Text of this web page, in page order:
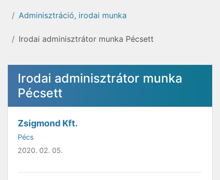
Adminisztráció, irodai munka
Irodai adminisztrátor munka Pécsett
Irodai adminisztrátor munka
Pécsett
Zsigmond Kft.
Pécs
2020. 02. 05.